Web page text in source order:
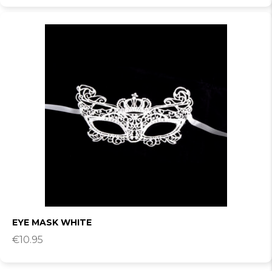
EYE MASK WHITE
€10.95